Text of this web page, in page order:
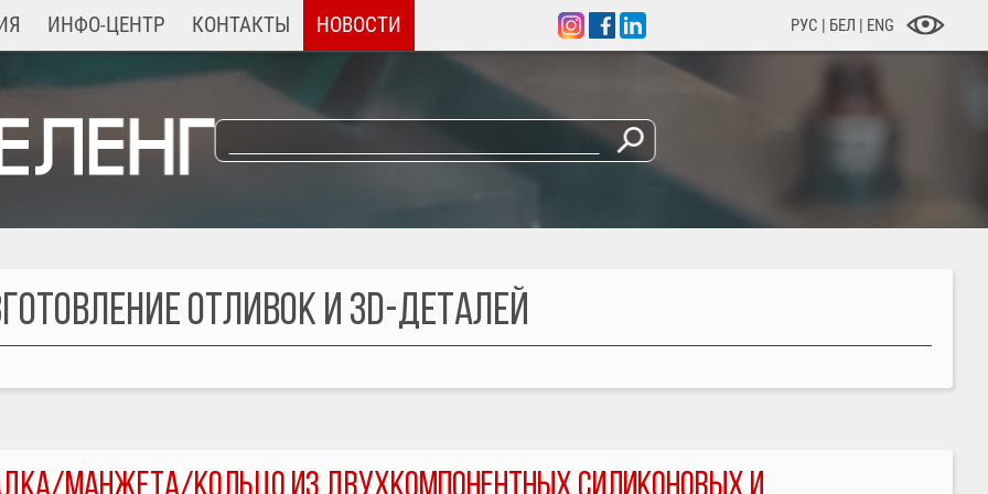
ИНФО-ЦЕНТР КОНТАКТЫ НОВОСТИ РУС | БЕЛ | ENG
ОТЛИВОК И 3D-ДЕТАЛЕЙ